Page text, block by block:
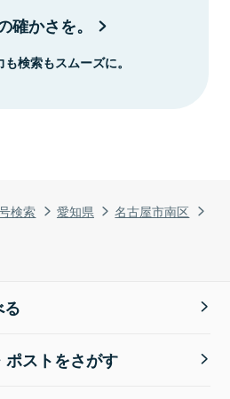
検索 愛知県
名古屋市南区
確かさを。
検索もスムーズに。
ストをさがす